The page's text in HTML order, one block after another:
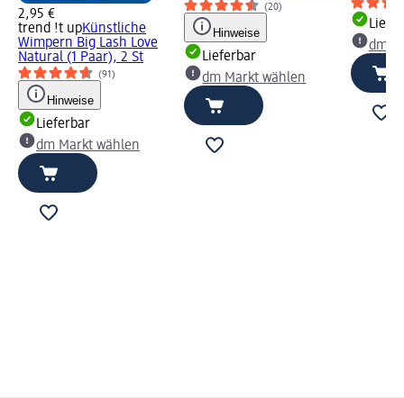
2,95 €
trend !t upKünstliche
Wimpern Big Lash Love
Natural (1 Paar), 2 St
(91)
Hinweise
Lieferbar
dm Markt wählen
(20)
Hinweise
Lieferbar
dm Markt wählen
dm